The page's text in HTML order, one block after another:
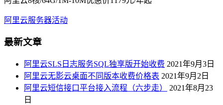
阿里云服务器活动
最新文章
阿里云SLS日志服务SQL独享版开始收费 2021年9月3日
阿里云无影云桌面不同版本收费价格表 2021年9月2日
阿里云短信接口平台接入流程（六步走）
2021年8月23
日